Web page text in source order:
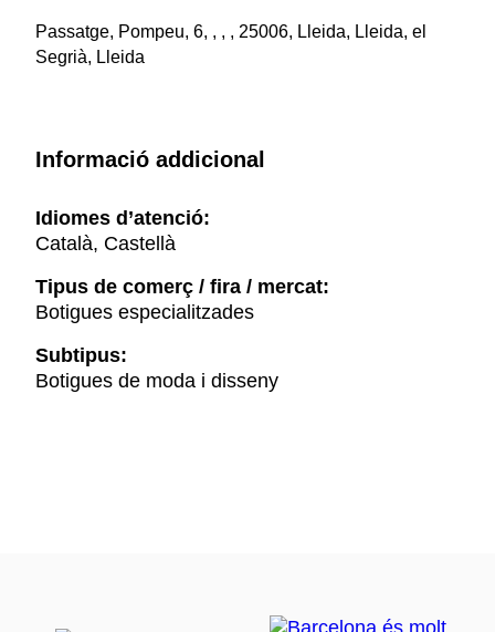
Passatge, Pompeu, 6, , , , 25006, Lleida, Lleida, el
Segrià, Lleida
Informació addicional
Idiomes d’atenció:
Català, Castellà
Tipus de comerç / fira / mercat:
Botigues especialitzades
Subtipus:
Botigues de moda i disseny